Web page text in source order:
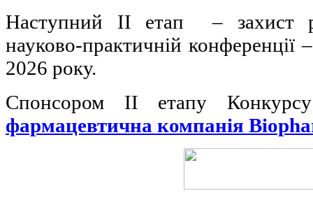
Наступний ІІ етап – захист
науково-практичній конференції
2026 року.
Спонсором ІІ етапу
фармацевтична компанія